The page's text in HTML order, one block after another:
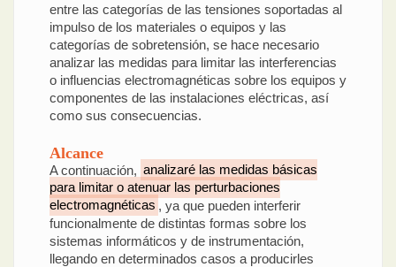
entre las categorías de las tensiones soportadas al
impulso de los materiales o equipos y las
categorías de sobretensión, se hace necesario
analizar las medidas para limitar las interferencias
o influencias electromagnéticas sobre los equipos y
componentes de las instalaciones eléctricas, así
como sus consecuencias.
Alcance
A continuación, analizaré las medidas básicas
para limitar o atenuar las perturbaciones
electromagnéticas , ya que pueden interferir
funcionalmente de distintas formas sobre los
sistemas informáticos y de instrumentación,
llegando en determinados casos a producirles